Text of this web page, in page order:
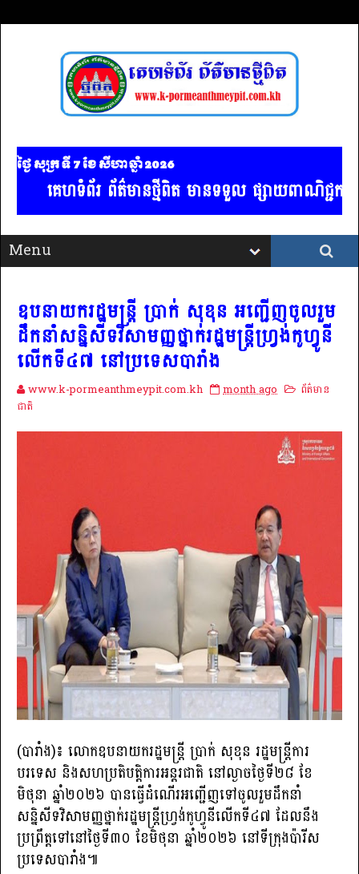
ថ្ងៃ សុក្រ ទី 7​ ខែ សីហា ឆ្នាំ 2026
គេហទំព័រ ព័ត៌មានថ្មីពិត មានទទួល ផ្សាយពាណិជ្ជក
ឧបនាយករដ្ឋមន្ត្រី ប្រាក់ សុខុន អញ្ជើញចូលរួម
ដឹកនាំសន្និសីទវិសាមញ្ញថ្នាក់រដ្ឋមន្ត្រីហ្វ្រង់កូហ្វូនី
លើកទី៤៧ នៅប្រទេសបារាំង
www.k-pormeanthmeypit.com.kh month ago
ព័ត៌មាន
ជាតិ
(បារាំង)៖ លោកឧបនាយករដ្ឋមន្ត្រី ប្រាក់ សុខុន រដ្ឋមន្ត្រីការ
បរទេស និងសហប្រតិបត្តិការអន្តរជាតិ នៅល្ងាចថ្ងៃទី២៨ ខែ
មិថុនា ឆ្នាំ២០២៦ បានធ្វើដំណើរអញ្ជើញទៅចូលរួមដឹកនាំ
សន្និសីទវិសាមញ្ញថ្នាក់រដ្ឋមន្ត្រីហ្វ្រង់កូហ្វូនីលើកទី៤៧ ដែលនឹង
ប្រព្រឹត្តទៅនៅថ្ងៃទី៣០ ខែមិថុនា ឆ្នាំ២០២៦ នៅទីក្រុងប៉ារីស
ប្រទេសបារាំង៕